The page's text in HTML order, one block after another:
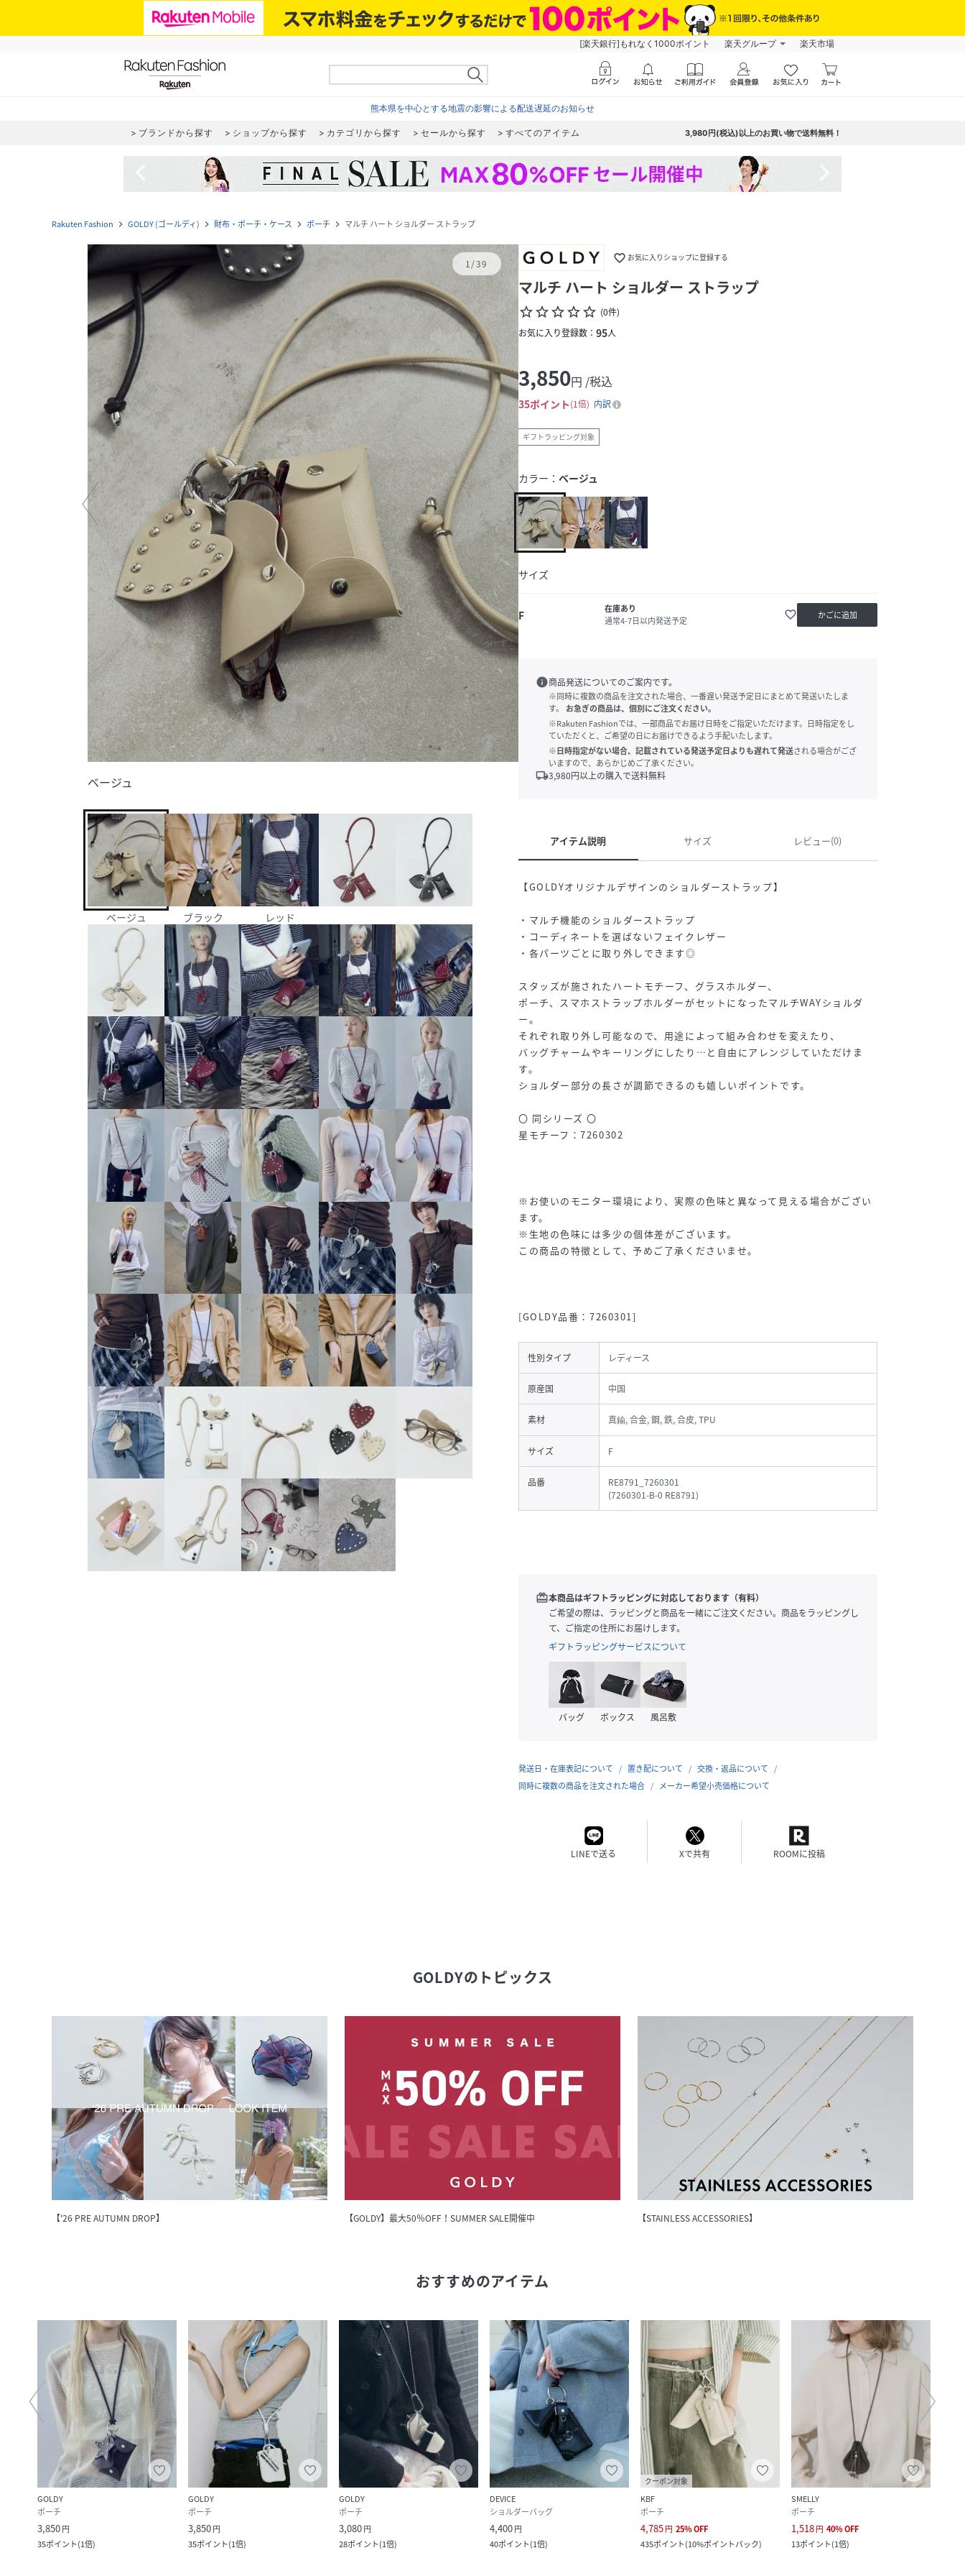
[楽天銀行]もれなく1000ポイント 楽天グループ 楽天市場
熊本県を中心とする地震の影響による配送遅延のお知らせ
ブランドから探す ショップから探す カテゴリから探す セールから探す すべてのアイテム 3,980円(税込)以上のお買い物で送料無料！
Rakuten Fashion navigate_next GOLDY (ゴールディ) navigate_next 財布・ポーチ・ケース navigate_next ポーチ navigate_next マルチ ハート ショルダー ストラップ
1/39
ベージュ
ベージュ ブラック レッド
favorite_border お気に入りショップに登録する
マルチ ハート ショルダー ストラップ
star_borderstar_borderstar_borderstar_borderstar_border (0件)
お気に入り登録数： 95人
3,850円 /税込
35ポイント 1倍 内訳
ギフトラッピング対象
カラー： ベージュ
サイズ
F
在庫あり
通常4-7日以内発送予定
favorite_border かごに追加
info商品発送についてのご案内です。
※同時に複数の商品を注文された場合、一番遅い発送予定日にまとめて発送いたしま
す。
お急ぎの商品は、個別にご注文ください。
※Rakuten Fashionでは、一部商品でお届け日時をご指定いただけます。日時指定をし
ていただくと、ご希望の日にお届けできるよう手配いたします。
※日時指定がない場合、記載されている発送予定日よりも遅れて発送される場合がござ
いますので、あらかじめご了承ください。
local_shipping3,980円以上の購入で送料無料
アイテム説明 サイズ レビュー(0)
【GOLDYオリジナルデザインのショルダーストラップ】
・マルチ機能のショルダーストラップ
・コーディネートを選ばないフェイクレザー
・各パーツごとに取り外しできます◎
スタッズが施されたハートモチーフ、グラスホルダー、
ポーチ、スマホストラップホルダーがセットになったマルチWAYショルダ
ー。
それぞれ取り外し可能なので、用途によって組み合わせを変えたり、
バッグチャームやキーリングにしたり…と自由にアレンジしていただけま
す。
ショルダー部分の長さが調節できるのも嬉しいポイントです。
〇 同シリーズ 〇
星モチーフ：7260302
※お使いのモニター環境により、実際の色味と異なって見える場合がござい
ます。
※生地の色味には多少の個体差がございます。
この商品の特徴として、予めご了承くださいませ。
[GOLDY品番：7260301]
性別タイプ レディース
原産国 中国
素材 真鍮, 合金, 鋼, 鉄, 合皮, TPU
サイズ F
品番
RE8791_7260301
(7260301-B-0 RE8791)
redeem本商品はギフトラッピングに対応しております（有料）
ご希望の際は、ラッピングと商品を一緒にご注文ください。商品をラッピングし
て、ご指定の住所にお届けします。
ギフトラッピングサービスについて
バッグ ボックス 風呂敷
発送日・在庫表記について 置き配について
交換・返品について
同時に複数の商品を注文された場合
メーカー希望小売価格について
LINEで送る Xで共有 ROOMに投稿
GOLDYのトピックス
【'26 PRE AUTUMN DROP】 【GOLDY】最大50％OFF！SUMMER SALE開催中 【STAINLESS ACCESSORIES】
おすすめのアイテム
GOLDY
ポーチ
3,850円
35ポイント(1倍)
GOLDY
ポーチ
3,850円
35ポイント(1倍)
GOLDY
ポーチ
3,080円
28ポイント(1倍)
DEVICE
ショルダーバッグ
4,400円
40ポイント(1倍)
クーポン対象
KBF
ポーチ
4,785円 25%OFF
435ポイント(10%ポイントバック)
SMELLY
ポーチ
1,518円 40%OFF
13ポイント(1倍)